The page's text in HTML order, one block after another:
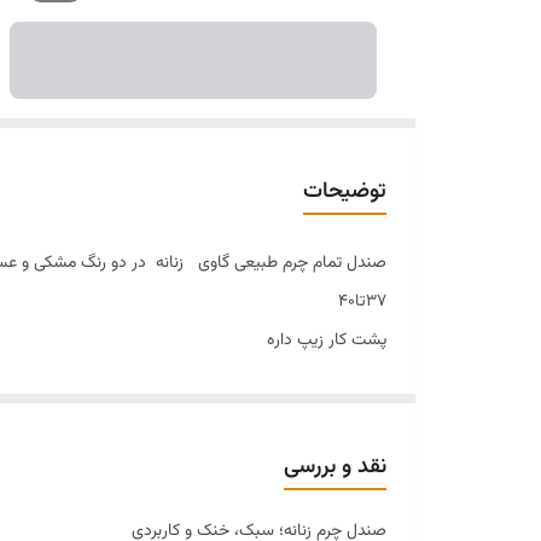
توضیحات
صندل تمام چرم طبیعی گاوی زنانه در دو رنگ مشکی و
۳۷تا۴۰
پشت کار زیپ داره
نقد و بررسی
صندل چرم زنانه؛ سبک، خنک و کاربردی